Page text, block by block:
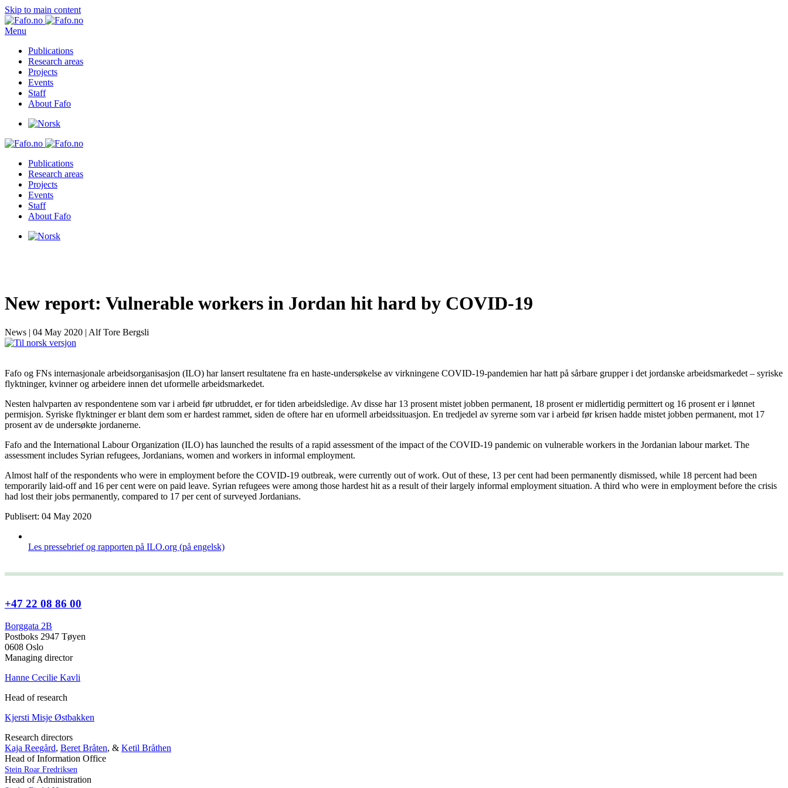
Skip to main content
Menu
Publications
Research areas
Projects
Events
Staff
About Fafo
Publications
Research areas
Projects
Events
Staff
About Fafo
New report: Vulnerable workers in Jordan hit hard by COVID-19
News | 04 May 2020 | Alf Tore Bergsli
Fafo og FNs internasjonale arbeidsorganisasjon (ILO) har lansert resultatene fra en haste-undersøkelse av virkningene COVID-19-pandemien har hatt på sårbare grupper i det jordanske arbeidsmarkedet – syriske
flyktninger, kvinner og arbeidere innen det uformelle arbeidsmarkedet.
Nesten halvparten av respondentene som var i arbeid før utbruddet, er for tiden arbeidsledige. Av disse har 13 prosent mistet jobben permanent, 18 prosent er midlertidig permittert og 16 prosent er i lønnet
permisjon. Syriske flyktninger er blant dem som er hardest rammet, siden de oftere har en uformell arbeidssituasjon. En tredjedel av syrerne som var i arbeid før krisen hadde mistet jobben permanent, mot 17
prosent av de undersøkte jordanerne.
Fafo and the International Labour Organization (ILO) has launched the results of a rapid assessment of the impact of the COVID-19 pandemic on vulnerable workers in the Jordanian labour market. The
assessment includes Syrian refugees, Jordanians, women and workers in informal employment.
Almost half of the respondents who were in employment before the COVID-19 outbreak, were currently out of work. Out of these, 13 per cent had been permanently dismissed, while 18 percent had been
temporarily laid-off and 16 per cent were on paid leave. Syrian refugees were among those hardest hit as a result of their largely informal employment situation. A third who were in employment before the crisis
had lost their jobs permanently, compared to 17 per cent of surveyed Jordanians.
Publisert: 04 May 2020
Les pressebrief og rapporten på ILO.org (på engelsk)
+47 22 08 86 00
Borggata 2B
Postboks 2947 Tøyen
0608 Oslo
Managing director
Hanne Cecilie Kavli
Head of research
Kjersti Misje Østbakken
Research directors
Kaja Reegård, Beret Bråten, & Ketil Bråthen
Head of Information Office
Stein Roar Fredriksen
Head of Administration